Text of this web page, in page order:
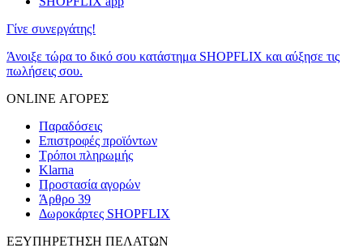
Γίνε συνεργάτης!
Άνοιξε τώρα το δικό σου κατάστημα SHOPFLIX και αύξησε τις
πωλήσεις σου.
ONLINE ΑΓΟΡΕΣ
Παραδόσεις
Επιστροφές προϊόντων
Τρόποι πληρωμής
Klarna
Προστασία αγορών
Άρθρο 39
Δωροκάρτες SHOPFLIX
ΕΞΥΠΗΡΕΤΗΣΗ ΠΕΛΑΤΩΝ